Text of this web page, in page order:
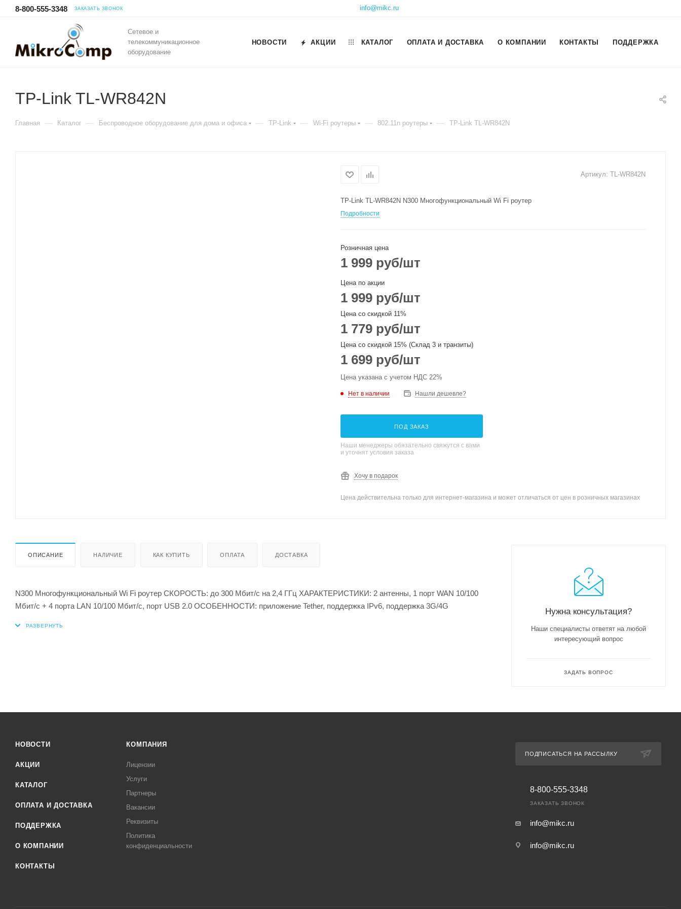
8-800-555-3348 ЗАКАЗАТЬ ЗВОНОК info@mikc.ru
Сетевое и
телекоммуникационное
оборудование
НОВОСТИ АКЦИИ КАТАЛОГ ОПЛАТА И ДОСТАВКА О КОМПАНИИ КОНТАКТЫ ПОДДЕРЖКА
TP-Link TL-WR842N
Главная — Каталог — Беспроводное оборудование для дома и офиса — TP-Link — Wi-Fi роутеры — 802.11n роутеры — TP-Link TL-WR842N
Артикул: TL-WR842N
TP-Link TL-WR842N N300 Многофункциональный Wi Fi роутер
Подробности
Розничная цена
1 999 руб/шт
Цена по акции
1 999 руб/шт
Цена со скидкой 11%
1 779 руб/шт
Цена со скидкой 15% (Склад 3 и транзиты)
1 699 руб/шт
Цена указана с учетом НДС 22%
Нет в наличии Нашли дешевле?
ПОД ЗАКАЗ
Наши менеджеры обязательно свяжутся с вами
и уточнят условия заказа
Хочу в подарок
Цена действительна только для интернет-магазина и может отличаться от цен в розничных магазинах
ОПИСАНИЕ НАЛИЧИЕ КАК КУПИТЬ ОПЛАТА ДОСТАВКА
N300 Многофункциональный Wi Fi роутер СКОРОСТЬ: до 300 Мбит/с на 2,4 ГГц ХАРАКТЕРИСТИКИ: 2 антенны, 1 порт WAN 10/100
Мбит/с + 4 порта LAN 10/100 Мбит/с, порт USB 2.0 ОСОБЕННОСТИ: приложение Tether, поддержка IPv6, поддержка 3G/4G
Нужна консультация?
Наши специалисты ответят на любой
интересующий вопрос
ЗАДАТЬ ВОПРОС
НОВОСТИ
АКЦИИ
КАТАЛОГ
ОПЛАТА И ДОСТАВКА
ПОДДЕРЖКА
О КОМПАНИИ
КОНТАКТЫ
КОМПАНИЯ
Лицензии
Услуги
Партнеры
Вакансии
Реквизиты
Политика
конфиденциальности
ПОДПИСАТЬСЯ НА РАССЫЛКУ
8-800-555-3348
ЗАКАЗАТЬ ЗВОНОК
info@mikc.ru
info@mikc.ru